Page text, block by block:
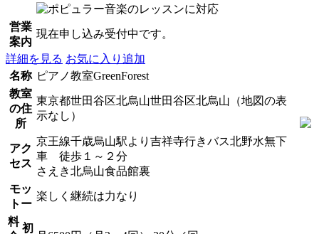
営業
案内
現在申し込み受付中です。
詳細を見る お気に入り追加
名称 ピアノ教室GreenForest
教室
の住
所
東京都世田谷区北烏山世田谷区北烏山（地図の表
示なし）
アク
セス
京王線千歳烏山駅より吉祥寺行きバス北野水無下
車 徒歩１～２分
さえき北烏山食品館裏
モッ
トー
楽しく継続は力なり
料
初